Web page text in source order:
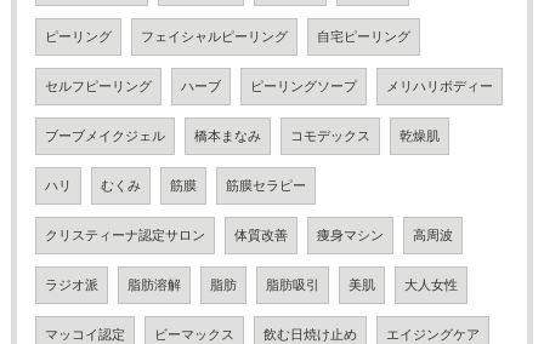
ピーリング フェイシャルピーリング 自宅ピーリング
セルフピーリング ハーブ ピーリングソープ メリハリボディー
ブーブメイクジェル 橋本まなみ コモデックス 乾燥肌
ハリ むくみ 筋膜 筋膜セラピー
クリスティーナ認定サロン 体質改善 痩身マシン 高周波
ラジオ派 脂肪溶解 脂肪 脂肪吸引 美肌 大人女性
マッコイ認定 ビーマックス 飲む日焼け止め エイジングケア